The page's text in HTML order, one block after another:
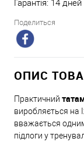
Гарантія: 14 дней
Поделиться
ОПИС
Практичний
виробляється на
вважається
підлоги у